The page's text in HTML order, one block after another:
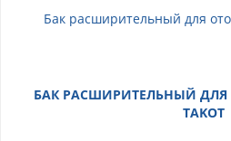
БАК РАСШИРИТЕЛЬНЫЙ ДЛЯ
TAKOT